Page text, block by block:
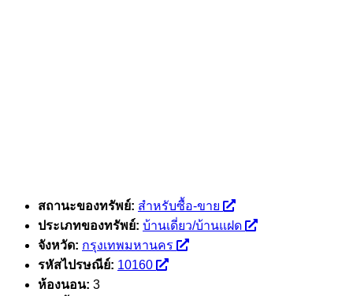
สถานะของทรัพย์: สำหรับซื้อ-ขาย
ประเภทของทรัพย์: บ้านเดี่ยว/บ้านแฝด
จังหวัด: กรุงเทพมหานคร
รหัสไปรษณีย์: 10160
ห้องนอน: 3